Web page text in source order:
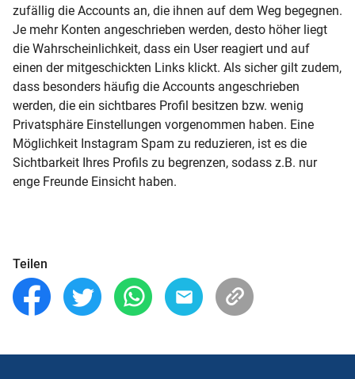
zufällig die Accounts an, die ihnen auf dem Weg begegnen.
Je mehr Konten angeschrieben werden, desto höher liegt
die Wahrscheinlichkeit, dass ein User reagiert und auf
einen der mitgeschickten Links klickt. Als sicher gilt zudem,
dass besonders häufig die Accounts angeschrieben
werden, die ein sichtbares Profil besitzen bzw. wenig
Privatsphäre Einstellungen vorgenommen haben. Eine
Möglichkeit Instagram Spam zu reduzieren, ist es die
Sichtbarkeit Ihres Profils zu begrenzen, sodass z.B. nur
enge Freunde Einsicht haben.
Teilen